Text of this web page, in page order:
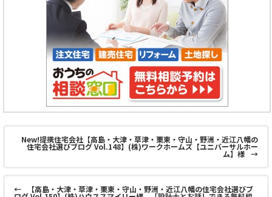
New!提携住宅会社【高島・大津・草津・栗東・守山・野洲・近江八幡の
住宅会社選びブログ Vol.148】(株)ワークホームズ【ユニバーサルホー
ム】様 →
← 【高島・大津・草津・栗東・守山・野洲・近江八幡の住宅会社選びブ